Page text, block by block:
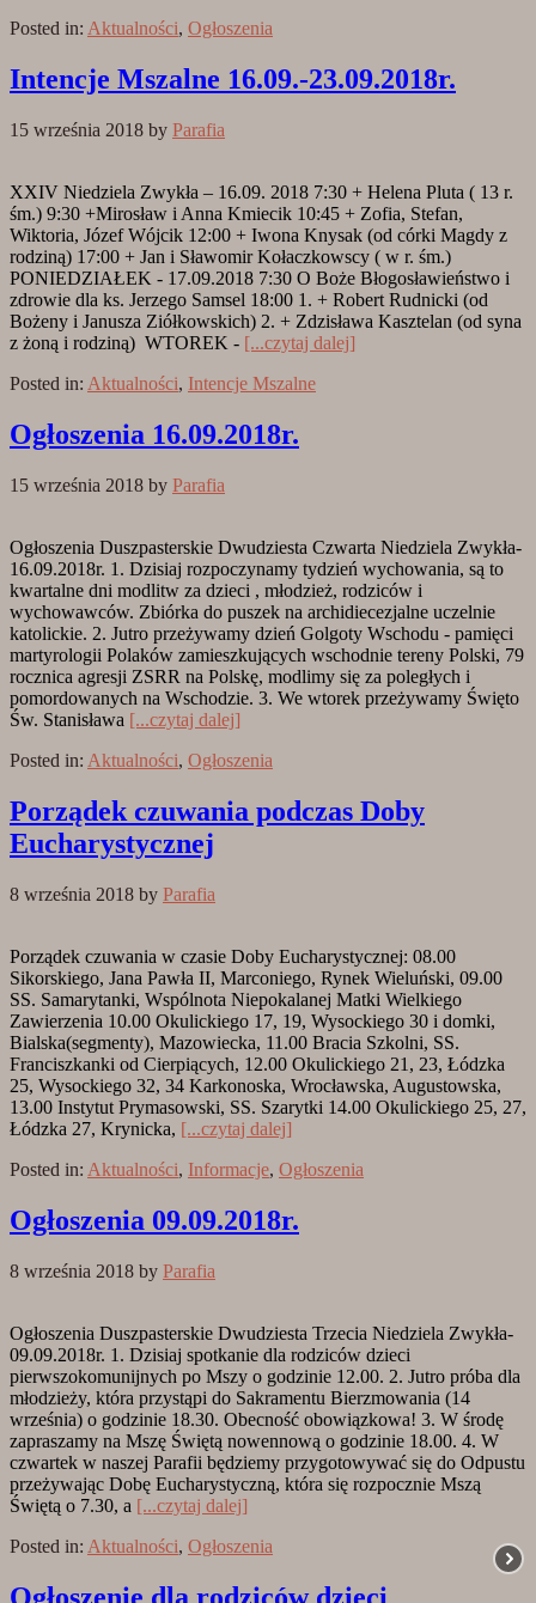
Posted in: Aktualności, Ogłoszenia
Intencje Mszalne 16.09.-23.09.2018r.
15 września 2018 by Parafia
XXIV Niedziela Zwykła – 16.09. 2018 7:30 + Helena Pluta ( 13 r.
śm.) 9:30 +Mirosław i Anna Kmiecik 10:45 + Zofia, Stefan,
Wiktoria, Józef Wójcik 12:00 + Iwona Knysak (od córki Magdy z
rodziną) 17:00 + Jan i Sławomir Kołaczkowscy ( w r. śm.)
PONIEDZIAŁEK - 17.09.2018 7:30 O Boże Błogosławieństwo i
zdrowie dla ks. Jerzego Samsel 18:00 1. + Robert Rudnicki (od
Bożeny i Janusza Ziółkowskich) 2. + Zdzisława Kasztelan (od syna
z żoną i rodziną) WTOREK - [...czytaj dalej]
Posted in: Aktualności, Intencje Mszalne
Ogłoszenia 16.09.2018r.
15 września 2018 by Parafia
Ogłoszenia Duszpasterskie Dwudziesta Czwarta Niedziela Zwykła-
16.09.2018r. 1. Dzisiaj rozpoczynamy tydzień wychowania, są to
kwartalne dni modlitw za dzieci , młodzież, rodziców i
wychowawców. Zbiórka do puszek na archidiecezjalne uczelnie
katolickie. 2. Jutro przeżywamy dzień Golgoty Wschodu - pamięci
martyrologii Polaków zamieszkujących wschodnie tereny Polski, 79
rocznica agresji ZSRR na Polskę, modlimy się za poległych i
pomordowanych na Wschodzie. 3. We wtorek przeżywamy Święto
Św. Stanisława [...czytaj dalej]
Posted in: Aktualności, Ogłoszenia
Porządek czuwania podczas Doby
Eucharystycznej
8 września 2018 by Parafia
Porządek czuwania w czasie Doby Eucharystycznej: 08.00
Sikorskiego, Jana Pawła II, Marconiego, Rynek Wieluński, 09.00
SS. Samarytanki, Wspólnota Niepokalanej Matki Wielkiego
Zawierzenia 10.00 Okulickiego 17, 19, Wysockiego 30 i domki,
Bialska(segmenty), Mazowiecka, 11.00 Bracia Szkolni, SS.
Franciszkanki od Cierpiących, 12.00 Okulickiego 21, 23, Łódzka
25, Wysockiego 32, 34 Karkonoska, Wrocławska, Augustowska,
13.00 Instytut Prymasowski, SS. Szarytki 14.00 Okulickiego 25, 27,
Łódzka 27, Krynicka, [...czytaj dalej]
Posted in: Aktualności, Informacje, Ogłoszenia
Ogłoszenia 09.09.2018r.
8 września 2018 by Parafia
Ogłoszenia Duszpasterskie Dwudziesta Trzecia Niedziela Zwykła-
09.09.2018r. 1. Dzisiaj spotkanie dla rodziców dzieci
pierwszokomunijnych po Mszy o godzinie 12.00. 2. Jutro próba dla
młodzieży, która przystąpi do Sakramentu Bierzmowania (14
września) o godzinie 18.30. Obecność obowiązkowa! 3. W środę
zapraszamy na Mszę Świętą nowennową o godzinie 18.00. 4. W
czwartek w naszej Parafii będziemy przygotowywać się do Odpustu
przeżywając Dobę Eucharystyczną, która się rozpocznie Mszą
Świętą o 7.30, a [...czytaj dalej]
Posted in: Aktualności, Ogłoszenia
Ogłoszenie dla rodziców dzieci